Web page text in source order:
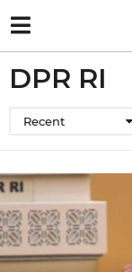
DPR RI
Recent